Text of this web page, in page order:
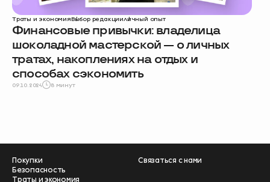
Траты и экономияВыбор редакцииличный опыт
Финансовые привычки: владелица
шоколадной мастерской — о личных
тратах, накоплениях на отдых и
способах сэкономить
09.10.2024 8 минут
Покупки
Безопасность
Траты и экономия
Связаться с нами